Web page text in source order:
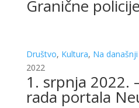
Granične
Društvo, Kultura, Na
2022
1. srpnja 2022.
rada portala